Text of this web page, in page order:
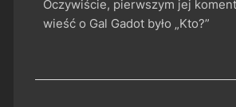
Oczywiście, pierwszym jej
wieść o Gal Gadot było „Kto?”